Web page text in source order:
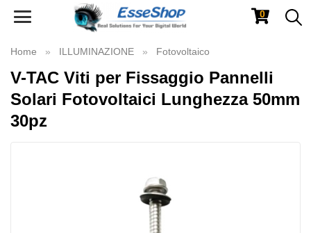
Toggle
0
Home ILLUMINAZIONE Fotovoltaico
V-TAC Viti per Fissaggio Pannelli
Solari Fotovoltaici Lunghezza 50mm
30pz